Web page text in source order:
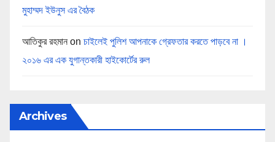
মুহাম্মদ ইউনুস এর বৈঠক
আতিকুর রহমান on চাইলেই পুলিশ আপনাকে গ্রেফতার করতে পাড়বে না ।
২০১৬ এর এক যুগান্তকারী হাইকোর্টের রুল
Archives